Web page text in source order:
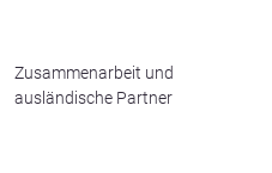
Zusammenarbeit und
ausländische Partner